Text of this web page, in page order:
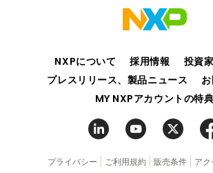
memory with increased I/O
version of the flagship MC9S12XE100
and efficiencies of a 16-bit MCU
Is optimized for automotive
auto body and industrial applications
NXPについて 採用情報
投資
プレスリリース、製品ニュース
MY NXPアカウントの特典
プライバシー ご利用規約 販売条件
ア